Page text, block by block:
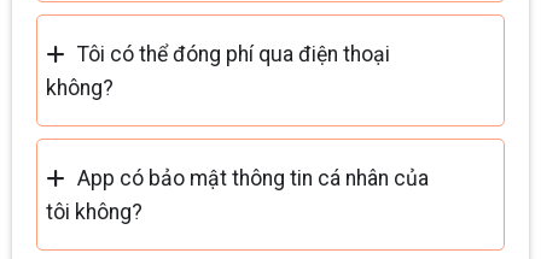
Tôi có thể đóng phí qua điện thoại
không?
App có bảo mật thông tin cá nhân của
tôi không?